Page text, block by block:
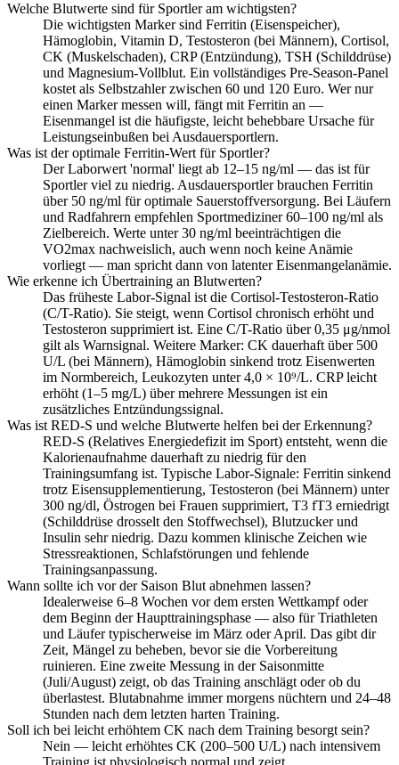
Welche Blutwerte sind für Sportler am wichtigsten?
Die wichtigsten Marker sind Ferritin (Eisenspeicher),
Hämoglobin, Vitamin D, Testosteron (bei Männern), Cortisol,
CK (Muskelschaden), CRP (Entzündung), TSH (Schilddrüse)
und Magnesium-Vollblut. Ein vollständiges Pre-Season-Panel
kostet als Selbstzahler zwischen 60 und 120 Euro. Wer nur
einen Marker messen will, fängt mit Ferritin an —
Eisenmangel ist die häufigste, leicht behebbare Ursache für
Leistungseinbußen bei Ausdauersportlern.
Was ist der optimale Ferritin-Wert für Sportler?
Der Laborwert 'normal' liegt ab 12–15 ng/ml — das ist für
Sportler viel zu niedrig. Ausdauersportler brauchen Ferritin
über 50 ng/ml für optimale Sauerstoffversorgung. Bei Läufern
und Radfahrern empfehlen Sportmediziner 60–100 ng/ml als
Zielbereich. Werte unter 30 ng/ml beeinträchtigen die
VO2max nachweislich, auch wenn noch keine Anämie
vorliegt — man spricht dann von latenter Eisenmangelanämie.
Wie erkenne ich Übertraining an Blutwerten?
Das früheste Labor-Signal ist die Cortisol-Testosteron-Ratio
(C/T-Ratio). Sie steigt, wenn Cortisol chronisch erhöht und
Testosteron supprimiert ist. Eine C/T-Ratio über 0,35 μg/nmol
gilt als Warnsignal. Weitere Marker: CK dauerhaft über 500
U/L (bei Männern), Hämoglobin sinkend trotz Eisenwerten
im Normbereich, Leukozyten unter 4,0 × 10⁹/L. CRP leicht
erhöht (1–5 mg/L) über mehrere Messungen ist ein
zusätzliches Entzündungssignal.
Was ist RED-S und welche Blutwerte helfen bei der Erkennung?
RED-S (Relatives Energiedefizit im Sport) entsteht, wenn die
Kalorienaufnahme dauerhaft zu niedrig für den
Trainingsumfang ist. Typische Labor-Signale: Ferritin sinkend
trotz Eisensupplementierung, Testosteron (bei Männern) unter
300 ng/dl, Östrogen bei Frauen supprimiert, T3 fT3 erniedrigt
(Schilddrüse drosselt den Stoffwechsel), Blutzucker und
Insulin sehr niedrig. Dazu kommen klinische Zeichen wie
Stressreaktionen, Schlafstörungen und fehlende
Trainingsanpassung.
Wann sollte ich vor der Saison Blut abnehmen lassen?
Idealerweise 6–8 Wochen vor dem ersten Wettkampf oder
dem Beginn der Haupttrainingsphase — also für Triathleten
und Läufer typischerweise im März oder April. Das gibt dir
Zeit, Mängel zu beheben, bevor sie die Vorbereitung
ruinieren. Eine zweite Messung in der Saisonmitte
(Juli/August) zeigt, ob das Training anschlägt oder ob du
überlastest. Blutabnahme immer morgens nüchtern und 24–48
Stunden nach dem letzten harten Training.
Soll ich bei leicht erhöhtem CK nach dem Training besorgt sein?
Nein — leicht erhöhtes CK (200–500 U/L) nach intensivem
Training ist physiologisch normal und zeigt